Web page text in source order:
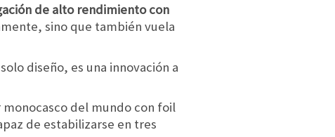
de alto rendimiento con
sino que también vuela
diseño, es una innovación a
del mundo con foil
de estabilizarse en tres